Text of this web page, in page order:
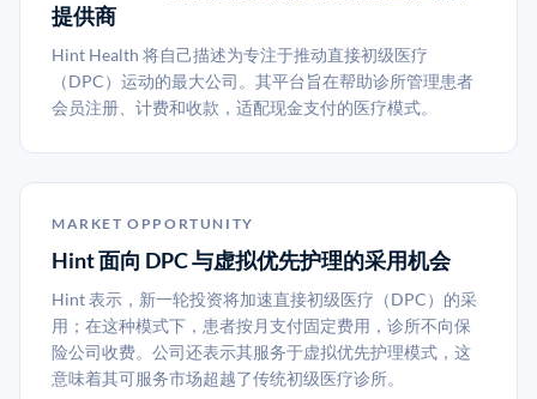
提供商
Hint Health 将自己描述为专注于推动直接初级医疗
（DPC）运动的最大公司。其平台旨在帮助诊所管理患者
会员注册、计费和收款，适配现金支付的医疗模式。
MARKET OPPORTUNITY
Hint 面向 DPC 与虚拟优先护理的采用机会
Hint 表示，新一轮投资将加速直接初级医疗（DPC）的采
用；在这种模式下，患者按月支付固定费用，诊所不向保
险公司收费。公司还表示其服务于虚拟优先护理模式，这
意味着其可服务市场超越了传统初级医疗诊所。